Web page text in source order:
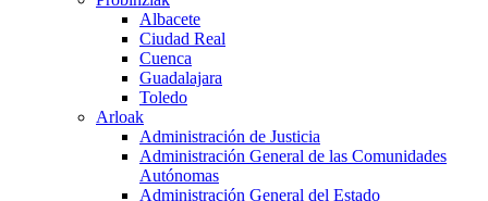
Albacete
Ciudad Real
Cuenca
Guadalajara
Toledo
Arloak
Administración de Justicia
Administración General de las Comunidades
Autónomas
Administración General del Estado